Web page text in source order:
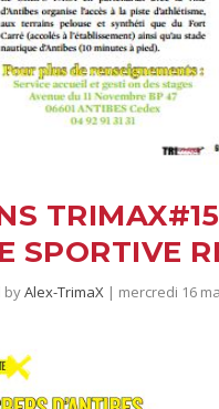
SPORTIVE
byAlex-TrimaX | mercredi 16